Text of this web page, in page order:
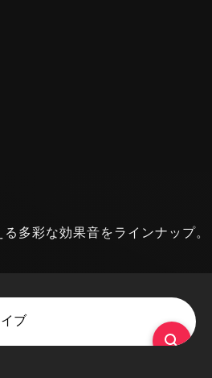
多彩な効果音をラインナップ。